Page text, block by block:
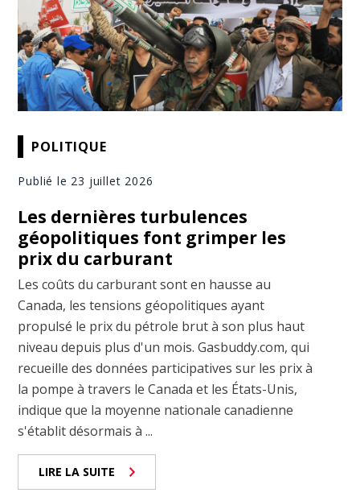
POLITIQUE
Publié le 23 juillet 2026
Les dernières turbulences
géopolitiques font grimper les
prix du carburant
Les coûts du carburant sont en hausse au
Canada, les tensions géopolitiques ayant
propulsé le prix du pétrole brut à son plus haut
niveau depuis plus d'un mois. Gasbuddy.com, qui
recueille des données participatives sur les prix à
la pompe à travers le Canada et les États-Unis,
indique que la moyenne nationale canadienne
s'établit désormais à ...
LIRE LA SUITE